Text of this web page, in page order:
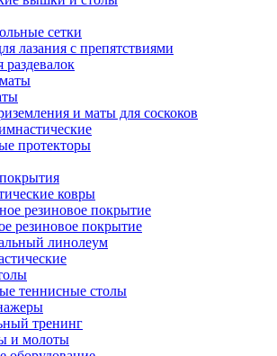
сетки
лазания с препятствиями
и маты для соскоков
протекторы
ковры
резиновое покрытие
резиновое покрытие
линолеум
теннисные столы
тренинг
и молоты